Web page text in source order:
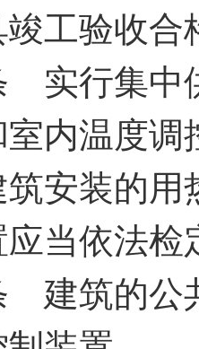
工验收合
行集中供
内温度
安装的
当依法检
筑的公共